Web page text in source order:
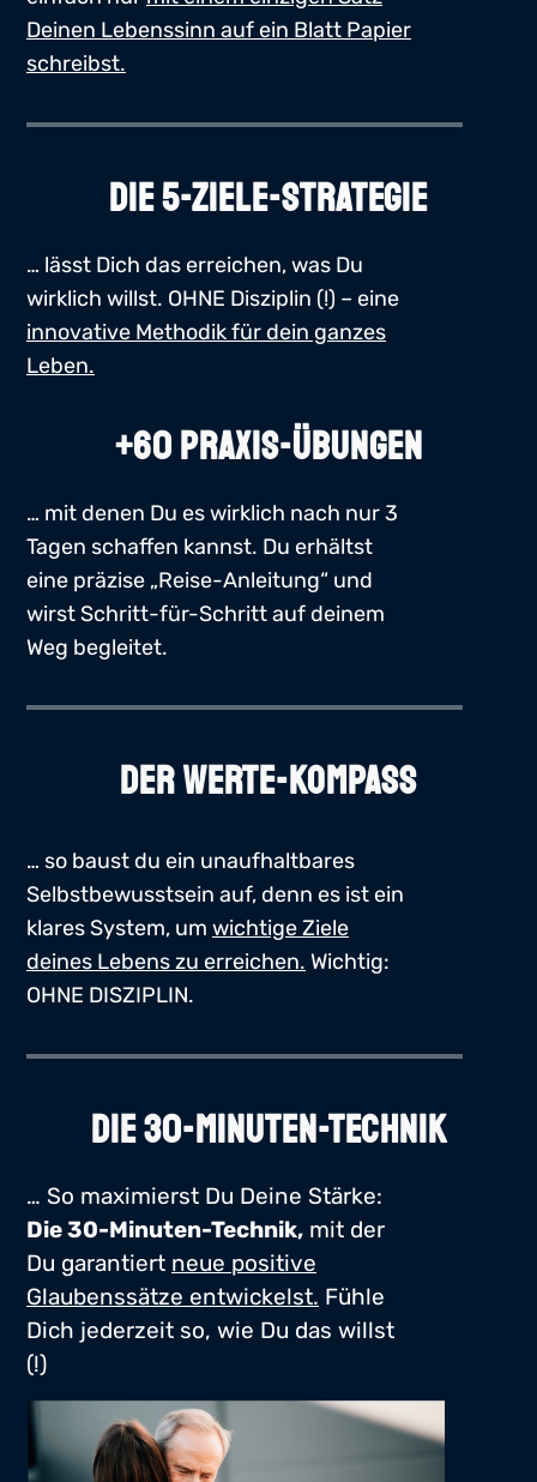
Deinen Lebenssinn auf ein Blatt Papier
schreibst.
DIE 5-ZIELE-STRATEGIE
… lässt Dich das erreichen, was Du
wirklich willst. OHNE Disziplin (!) – eine
innovative Methodik für dein ganzes
Leben.
+60 PRAXIS-ÜBUNGEN
… mit denen Du es wirklich nach nur 3
Tagen schaffen kannst. Du erhältst
eine präzise „Reise-Anleitung“ und
wirst Schritt-für-Schritt auf deinem
Weg begleitet.
DER WERTE-KOMPASS
… so baust du ein unaufhaltbares
Selbstbewusstsein auf, denn es ist ein
klares System, um wichtige Ziele
deines Lebens zu erreichen. Wichtig:
OHNE DISZIPLIN.
DIE 30-MINUTEN-TECHNIK
… So maximierst Du Deine Stärke:
Die 30-Minuten-Technik, mit der
Du garantiert neue positive
Glaubenssätze entwickelst. Fühle
Dich jederzeit so, wie Du das willst
(!)